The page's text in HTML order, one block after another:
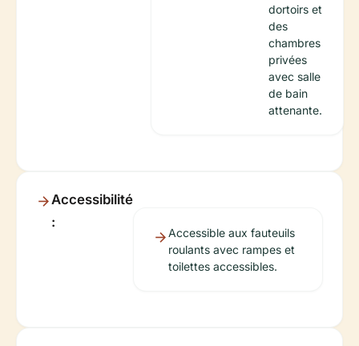
dortoirs et
des
chambres
privées
avec salle
de bain
attenante.
Accessibilité
:
Accessible aux fauteuils
roulants avec rampes et
toilettes accessibles.